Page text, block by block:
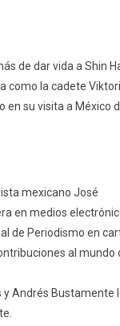
de dar vida a Shin
como la cadete
en su visita a México
mexicano José
en medios
de Periodismo en
al mundo
Andrés Bustamente